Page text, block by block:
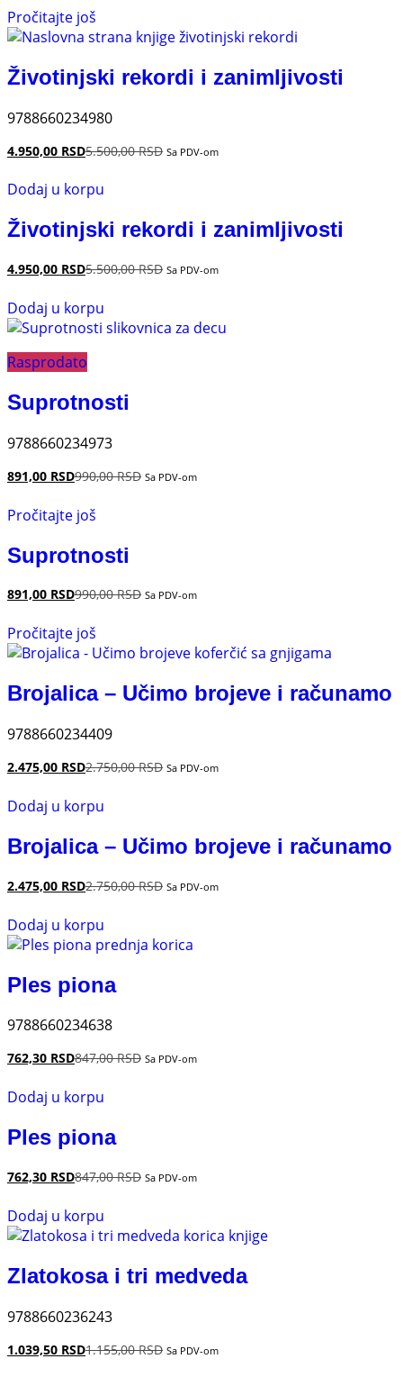
Pročitajte još
Životinjski rekordi i zanimljivosti
9788660234980
4.950,00 RSD5.500,00RSD Sa PDV-om
Dodaj u korpu
Životinjski rekordi i zanimljivosti
4.950,00 RSD5.500,00RSD Sa PDV-om
Dodaj u korpu
Rasprodato
Suprotnosti
9788660234973
891,00 RSD990,00RSD Sa PDV-om
Pročitajte još
Suprotnosti
891,00 RSD990,00RSD Sa PDV-om
Pročitajte još
Brojalica – Učimo brojeve i računamo
9788660234409
2.475,00 RSD2.750,00RSD Sa PDV-om
Dodaj u korpu
Brojalica – Učimo brojeve i računamo
2.475,00 RSD2.750,00RSD Sa PDV-om
Dodaj u korpu
Ples piona
9788660234638
762,30 RSD847,00RSD Sa PDV-om
Dodaj u korpu
Ples piona
762,30 RSD847,00RSD Sa PDV-om
Dodaj u korpu
Zlatokosa i tri medveda
9788660236243
1.039,50 RSD1.155,00RSD Sa PDV-om